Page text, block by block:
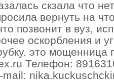
скзала что
вернуть на
позвонит в вуз,
оскорбления и
это мощенница
Телефoн:
mail: